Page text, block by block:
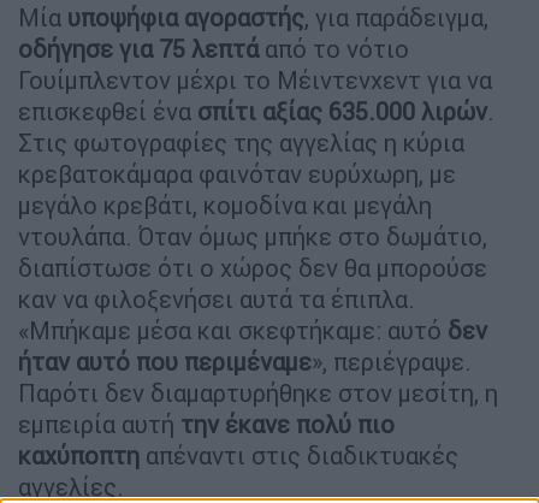
Μία υποψήφια αγοραστής, για παράδειγμα,
οδήγησε για 75 λεπτάαπό το νότιο
Γουίμπλεντον μέχρι το Μέιντενχεντ για να
επισκεφθεί ένα σπίτι αξίας 635.000 λιρών.
Στις φωτογραφίες της αγγελίας η κύρια
κρεβατοκάμαρα φαινόταν ευρύχωρη, με
μεγάλο κρεβάτι, κομοδίνα και μεγάλη
ντουλάπα. Όταν όμως μπήκε στο δωμάτιο,
διαπίστωσε ότι ο χώρος δεν θα μπορούσε
καν να φιλοξενήσει αυτά τα έπιπλα.
«Μπήκαμε μέσα και σκεφτήκαμε: αυτό δεν
ήταν αυτό που περιμέναμε», περιέγραψε.
Παρότι δεν διαμαρτυρήθηκε στον μεσίτη, η
εμπειρία αυτή την έκανε πολύ πιο
καχύποπτη απέναντι στις διαδικτυακές
αγγελίες.